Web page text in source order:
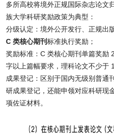
多所高校将境外正规国际杂志论文
族大学科研奖励政策为典型：
分级认定：境外公开发行、正规出
C 类核心期刊标准执行奖励；
奖励标准：C 类核心期刊单篇奖励
字以上篇幅要求，理科论文不少于
成果登记：区别于国内无级别普通
研成果登记，还能申领对应科研现
项佐证材料。